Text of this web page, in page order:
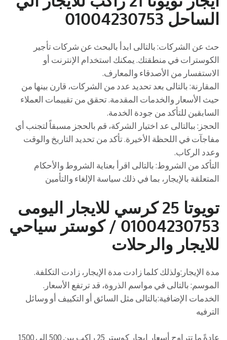
الساحل 01004230753
حث عن الشركات: بالتالى ابدأ بالبحث عن شركات تأجير
الكوسترات في منطقتك. يمكنك استخدام الإنترنت أو
الاستفسار من الأصدقاء والمعارف.
المقارنة: بالتالى بعد تحديد عدد من الشركات، قارن بينها من
حيث الأسعار والخدمات المقدمة. تحقق من تقييمات العملاء
السابقين للتأكد من جودة الخدمة.
الحجز: ببالتالى عد اختيار الشركة، قم بالحجز مسبقاً لتجنب أي
مفاجآت في اللحظة الأخيرة. تأكد من تحديد التاريخ والوقت
وعدد الركاب.
التأكد من الشروط: بالتالى اقرأ بعناية الشروط والأحكام
المتعلقة بالإيجار، بما في ذلك سياسة الإلغاء والتأمين
تويوتا 25 كرسي للايجار اليومى
01004230753 / كوستر سياحي
للايجار والرحلات
مدة الإيجار:ولذلك كلما زادت مدة الإيجار، زادت التكلفة.
الموسم: بالتالى في مواسم الذروة، قد ترتفع الأسعار.
الخدمات الإضافية:بالتالى مثل السائق أو التكييف أو وسائل
الترفيه
عادةً ما تتراوح أسعار إيجار كوستر 25 راكب بين 500 إلى 1500